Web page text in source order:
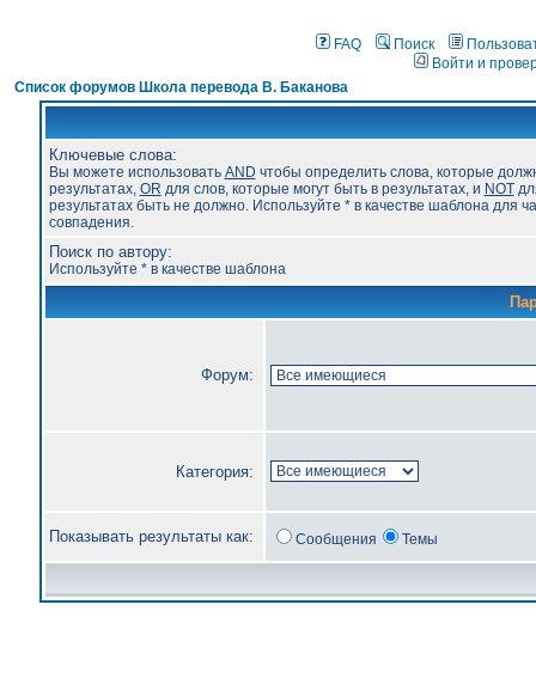
FAQ Поиск
Войти и
Список форумов Школа перевода В. Баканова
Ключевые слова:
Вы можете использовать AND чтобы определить слова, которые
результатах, OR для слов, которые могут быть в результатах, и NOT
результатах быть не должно. Используйте * в качестве шаблона для
совпадения.
Поиск по автору:
Используйте * в качестве шаблона
Форум:
Категория:
Показывать результаты как: Сообщения Темы